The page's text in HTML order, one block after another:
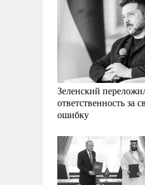
Зеленский
ответственность за
ошибку